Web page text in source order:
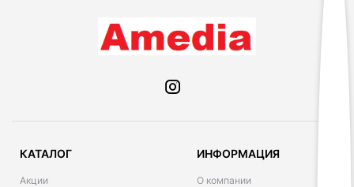
КАТАЛОГ
Акции
ИНФОРМАЦИЯ
О компании